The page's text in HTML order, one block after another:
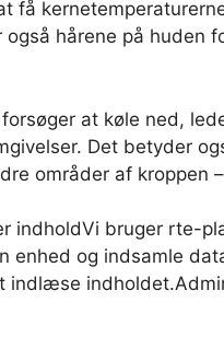
få
hårene på huden
at køle ned,
Det betyder
områder af kroppen
indholdVi bruger rte-
enhed og indsamle
indlæse indholdet.